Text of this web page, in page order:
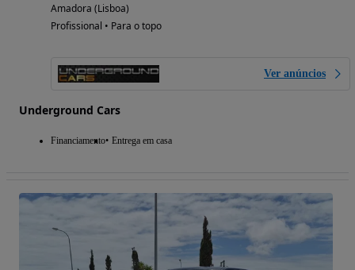
Amadora (Lisboa)
Profissional • Para o topo
Ver anúncios
Underground Cars
Financiamento Entrega em casa